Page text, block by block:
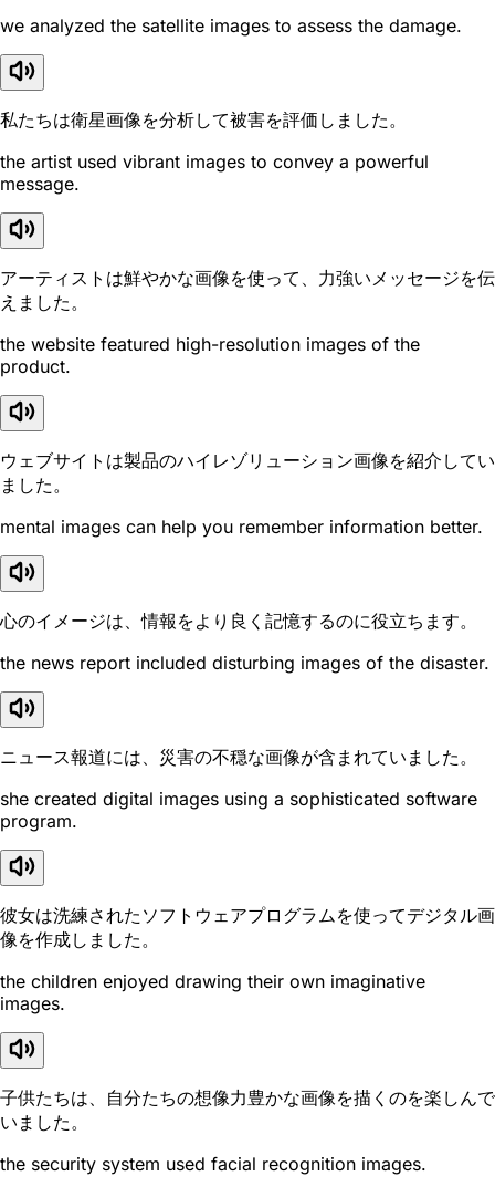
we analyzed the satellite images to assess the damage.
私たちは衛星画像を分析して被害を評価しました。
the artist used vibrant images to convey a powerful
message.
アーティストは鮮やかな画像を使って、力強いメッセージを伝
えました。
the website featured high-resolution images of the
product.
ウェブサイトは製品のハイレゾリューション画像を紹介してい
ました。
mental images can help you remember information better.
心のイメージは、情報をより良く記憶するのに役立ちます。
the news report included disturbing images of the disaster.
ニュース報道には、災害の不穏な画像が含まれていました。
she created digital images using a sophisticated software
program.
彼女は洗練されたソフトウェアプログラムを使ってデジタル画
像を作成しました。
the children enjoyed drawing their own imaginative
images.
子供たちは、自分たちの想像力豊かな画像を描くのを楽しんで
いました。
the security system used facial recognition images.